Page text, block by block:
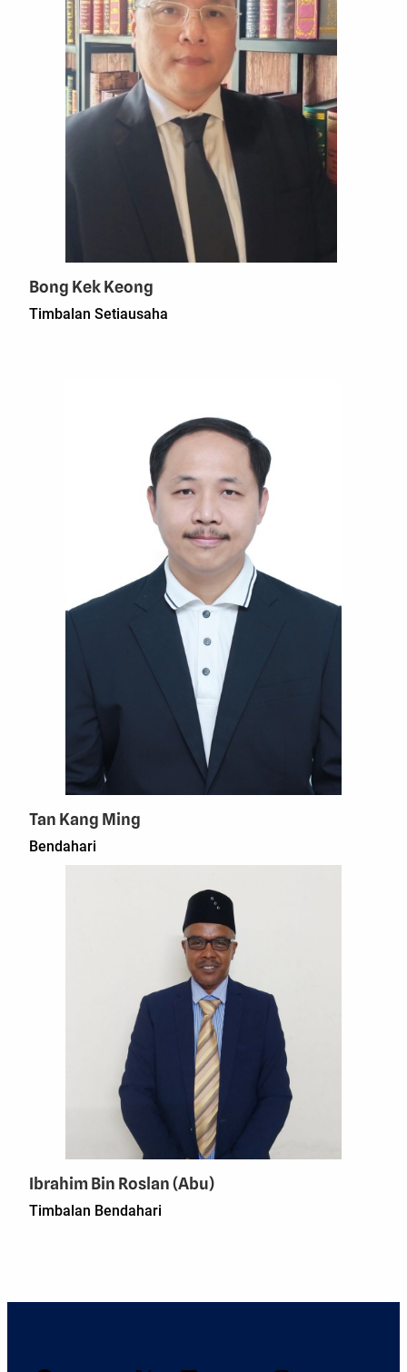
Bong Kek Keong
Timbalan Setiausaha
Tan Kang Ming
Bendahari
Ibrahim Bin Roslan (Abu)
Timbalan Bendahari